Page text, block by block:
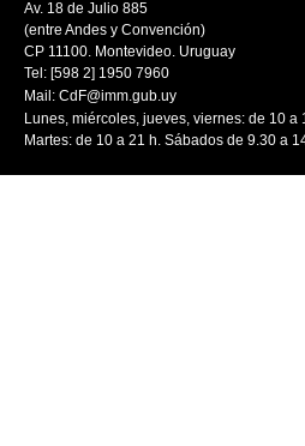
Av. 18 de Julio 885
(entre Andes y Convención)
CP 11100. Montevideo. Uruguay
Tel: [598 2] 1950 7960
Mail: CdF@imm.gub.uy
Lunes, miércoles, jueves, viernes: de 10 a
Martes: de 10 a 21 h. Sábados de 9.30 a